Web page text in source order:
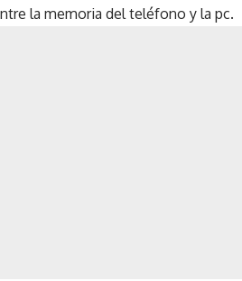
la memoria del teléfono y la pc.